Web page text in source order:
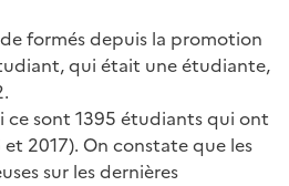
formés depuis la promotion
qui était une étudiante,
ce sont 1395 étudiants qui ont
2017). On constate que les
sur les dernières